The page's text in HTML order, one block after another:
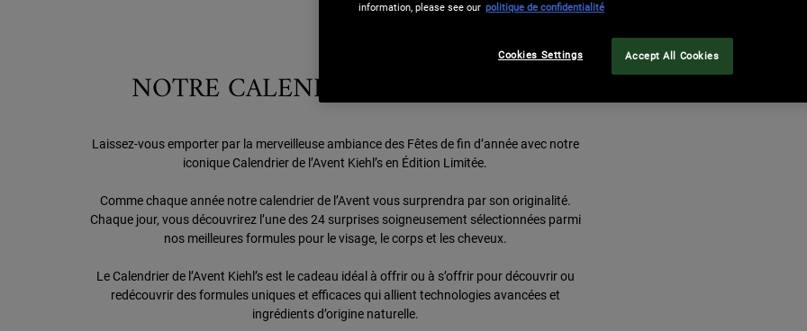
NOTRE CALENDRIER DE L'AVENT
Laissez-vous emporter par la merveilleuse ambiance des Fêtes de fin d’année avec notre
iconique Calendrier de l’Avent Kiehl’s en Édition Limitée.
Comme chaque année notre calendrier de l’Avent vous surprendra par son originalité.
Chaque jour, vous découvrirez l’une des 24 surprises soigneusement sélectionnées parmi
nos meilleures formules pour le visage, le corps et les cheveux.
Le Calendrier de l’Avent Kiehl’s est le cadeau idéal à offrir ou à s’offrir pour découvrir ou
redécouvrir des formules uniques et efficaces qui allient technologies avancées et
ingrédients d’origine naturelle.
information, please see our politique de confidentialité
Cookies Settings Accept All Cookies